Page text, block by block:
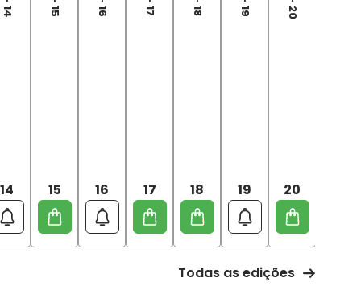
14 15 16 17 18 19 20
Todas as edições